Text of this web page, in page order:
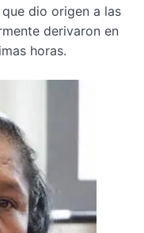
dio origen a las
derivaron en
horas.